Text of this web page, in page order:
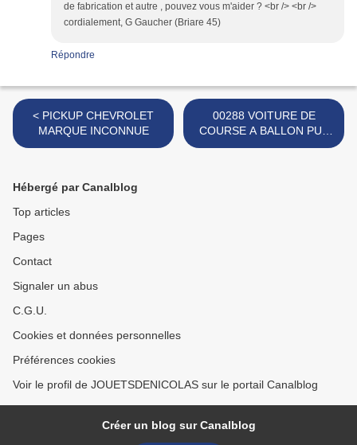
de fabrication et autre , pouvez vous m'aider ? <br /> <br />
cordialement, G Gaucher (Briare 45)
Répondre
< PICKUP CHEVROLET
MARQUE INCONNUE
00288 VOITURE DE
COURSE A BALLON PUB
FILMS KODAK MARQUE
Hébergé par Canalblog
Top articles
Pages
Contact
Signaler un abus
C.G.U.
Cookies et données personnelles
Préférences cookies
Voir le profil de JOUETSDENICOLAS sur le portail Canalblog
Créer un blog sur Canalblog